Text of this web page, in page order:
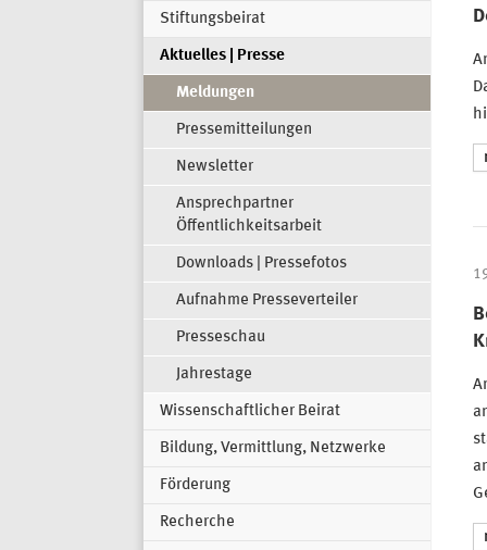
Stiftungsbeirat
Aktuelles | Presse
Meldungen
Pressemitteilungen
Newsletter
Ansprechpartner
Öffentlichkeitsarbeit
Downloads | Pressefotos
Aufnahme Presseverteiler
Presseschau
Jahrestage
Wissenschaftlicher Beirat
Bildung, Vermittlung, Netzwerke
Förderung
Recherche